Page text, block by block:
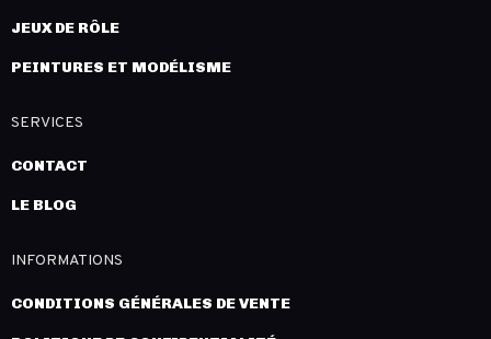
JEUX DE RÔLE
PEINTURES ET MODÉLISME
SERVICES
CONTACT
LE BLOG
INFORMATIONS
CONDITIONS GÉNÉRALES DE VENTE